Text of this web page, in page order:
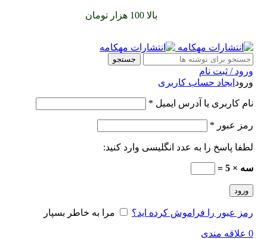
بالا 100 هزار تومان
جستجو
ورود / ثبت نام
ورود ایجاد حساب کاربری
نام کاربری یا آدرس ایمیل *
رمز عبور *
لطفا پاسخ را به عدد انگلیسی وارد کنید:
سه × 5 =
ورود
رمز عبور را فراموش کرده اید؟ مرا به خاطر بسپار
0 علاقه مندی